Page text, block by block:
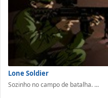
Lone Soldier
Sozinho no campo de batalha. ...